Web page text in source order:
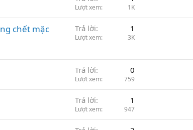
Lượt xem 1K
chết mặc
Trả lời 1
Lượt xem 3K
Trả lời 0
Lượt xem 759
Trả lời 1
Lượt xem 947